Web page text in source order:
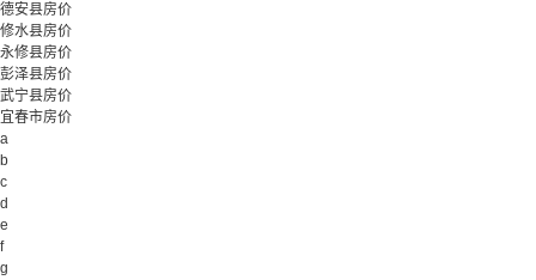
德安县房价
修水县房价
永修县房价
彭泽县房价
武宁县房价
宜春市房价
a
b
c
d
e
f
g